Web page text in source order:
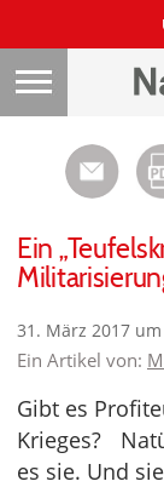
Ein
31. März 2017 um
Ein Artikel von:
Gibt es
Krieges?
es sie. Und sie